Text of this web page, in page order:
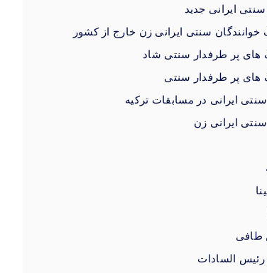
ایرانی جدید
خوانندگان سنتی ایرانی زن خارج از کشور
های پر طرفدار سنتی شاد
های پر طرفدار سنتی
ایرانی در مسابقات ترکیه
ایرانی زن
طافی
رئیس السادات